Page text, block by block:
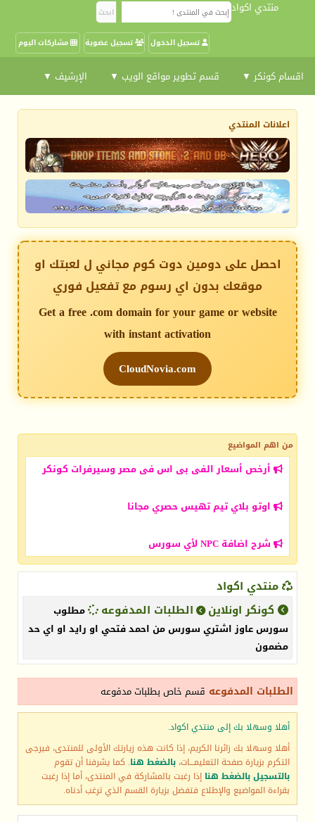
منتدي اكواد
مشاركات اليوم تسجيل عضوية تسجيل الدخول
اقسام كونكر ▼ قسم تطوير مواقع الويب ▼ الإرشيف ▼
اعلانات المنتدي
احصل على دومين دوت كوم مجاني ل لعبتك او
موقعك بدون اي رسوم مع تفعيل فوري
Get a free .com domain for your game or website
with instant activation
CloudNovia.com
من اهم المواضيع
أرخص أسعار الفى بى اس فى مصر وسيرفرات كونكر
اوتو بلاي تيم تهيس حصري مجانا
شرح اضافة NPC لأي سورس
منتدي اكواد
كونكر اونلاين
الطلبات المدفوعه
مطلوب
سورس عاوز اشتري سورس من احمد فتحي او رايد او اي حد
مضمون
الطلبات المدفوعه قسم خاص بطلبات مدفوعه
أهلا وسهلا بك إلى منتدي اكواد.
أهلا وسهلا بك زائرنا الكريم، إذا كانت هذه زيارتك الأولى للمنتدى، فيرجى
التكرم بزيارة صفحة التعليمـــات، بالضغط هنا. كما يشرفنا أن تقوم
بالتسجيل بالضغط هنا إذا رغبت بالمشاركة في المنتدى، أما إذا رغبت
بقراءة المواضيع والإطلاع فتفضل بزيارة القسم الذي ترغب أدناه.